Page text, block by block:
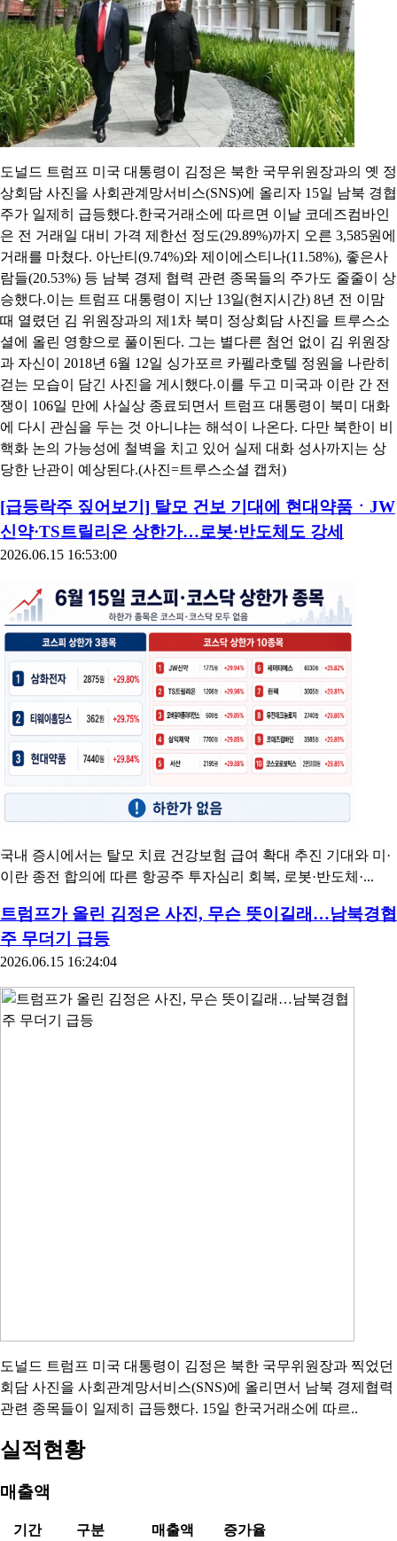
도널드 트럼프 미국 대통령이 김정은 북한 국무위원장과의 옛 정
상회담 사진을 사회관계망서비스(SNS)에 올리자 15일 남북 경협
주가 일제히 급등했다.한국거래소에 따르면 이날 코데즈컴바인
은 전 거래일 대비 가격 제한선 정도(29.89%)까지 오른 3,585원에
거래를 마쳤다. 아난티(9.74%)와 제이에스티나(11.58%), 좋은사
람들(20.53%) 등 남북 경제 협력 관련 종목들의 주가도 줄줄이 상
승했다.이는 트럼프 대통령이 지난 13일(현지시간) 8년 전 이맘
때 열렸던 김 위원장과의 제1차 북미 정상회담 사진을 트루스소
셜에 올린 영향으로 풀이된다. 그는 별다른 첨언 없이 김 위원장
과 자신이 2018년 6월 12일 싱가포르 카펠라호텔 정원을 나란히
걷는 모습이 담긴 사진을 게시했다.이를 두고 미국과 이란 간 전
쟁이 106일 만에 사실상 종료되면서 트럼프 대통령이 북미 대화
에 다시 관심을 두는 것 아니냐는 해석이 나온다. 다만 북한이 비
핵화 논의 가능성에 철벽을 치고 있어 실제 대화 성사까지는 상
당한 난관이 예상된다.(사진=트루스소셜 캡처)
[급등락주 짚어보기] 탈모 건보 기대에 현대약품ㆍJW
신약·TS트릴리온 상한가…로봇·반도체도 강세
2026.06.15 16:53:00
국내 증시에서는 탈모 치료 건강보험 급여 확대 추진 기대와 미·
이란 종전 합의에 따른 항공주 투자심리 회복, 로봇·반도체·...
트럼프가 올린 김정은 사진, 무슨 뜻이길래…남북경협
주 무더기 급등
2026.06.15 16:24:04
도널드 트럼프 미국 대통령이 김정은 북한 국무위원장과 찍었던
회담 사진을 사회관계망서비스(SNS)에 올리면서 남북 경제협력
관련 종목들이 일제히 급등했다. 15일 한국거래소에 따르..
실적현황
매출액
기간 구분 매출액
증가율